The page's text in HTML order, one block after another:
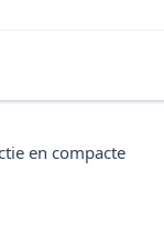
en compacte